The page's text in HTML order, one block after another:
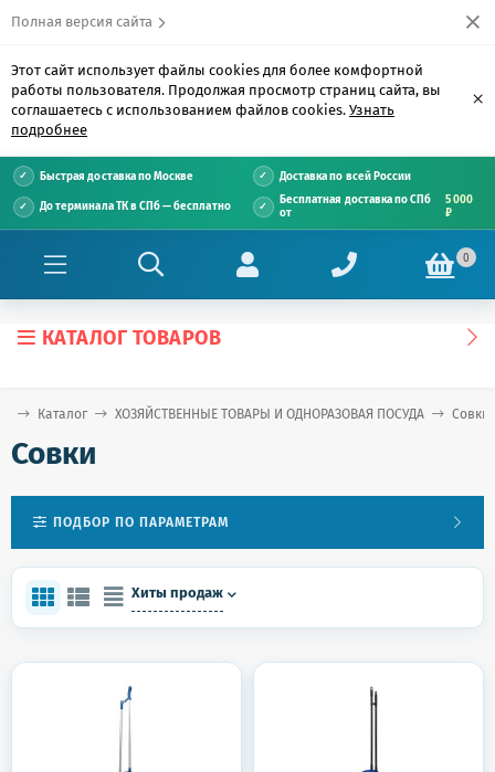
Полная версия сайта
Этот сайт использует файлы cookies для более комфортной
работы пользователя. Продолжая просмотр страниц сайта, вы
соглашаетесь с использованием файлов cookies. Узнать
подробнее
×
Быстрая доставка по Москве Доставка по всей России
До терминала ТК в СПб — бесплатно
Бесплатная доставка по СПб
от
5 000
₽
0
КАТАЛОГ ТОВАРОВ
Каталог ХОЗЯЙСТВЕННЫЕ ТОВАРЫ И ОДНОРАЗОВАЯ ПОСУДА Совки
Совки
ПОДБОР ПО ПАРАМЕТРАМ
Хиты продаж